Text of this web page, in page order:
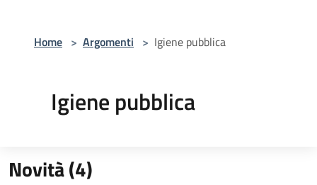
Home > Argomenti > Igiene pubblica
Igiene pubblica
Novità (4)